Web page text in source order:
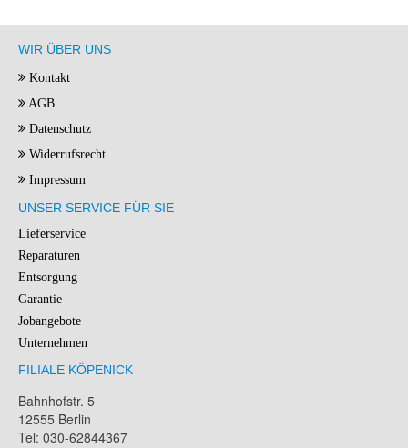
WIR ÜBER UNS
Kontakt
AGB
Datenschutz
Widerrufsrecht
Impressum
UNSER SERVICE FÜR SIE
Lieferservice
Reparaturen
Entsorgung
Garantie
Jobangebote
Unternehmen
FILIALE KÖPENICK
Bahnhofstr. 5
12555 Berlin
Tel: 030-62844367